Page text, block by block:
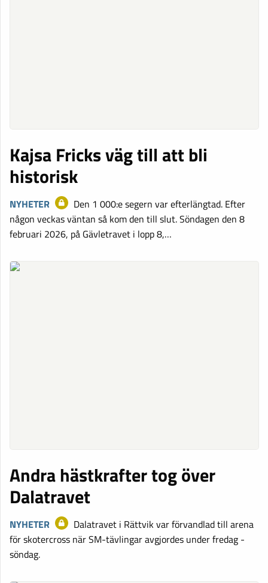
Kajsa Fricks väg till att bli
historisk
NYHETER
Den 1 000:e segern var efterlängtad. Efter
någon veckas väntan så kom den till slut. Söndagen den 8
februari 2026, på Gävletravet i lopp 8,…
Andra hästkrafter tog över
Dalatravet
NYHETER
Dalatravet i Rättvik var förvandlad till arena
för skotercross när SM-tävlingar avgjordes under fredag -
söndag.